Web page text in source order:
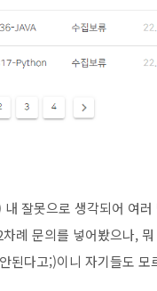
잘못으로 생각되어 여러
례 문의를 넣어봤으나,
된다고;)이니 자기들도 모